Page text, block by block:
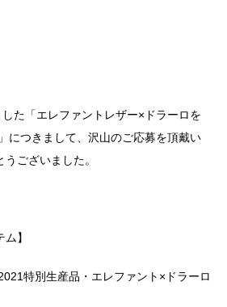
た「エレファントレザー×ドラーロを
につきまして、沢山のご応募を頂戴い
ございました。
】
特別生産品・エレファント×ドラーロ